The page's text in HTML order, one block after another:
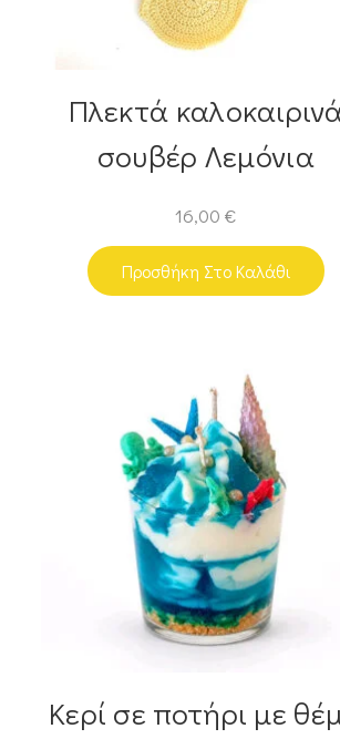
Πλεκτά
σουβέρ Λεμόνια
16,00 €
Προσθήκη Στο Καλάθι
Κερί σε ποτήρι με